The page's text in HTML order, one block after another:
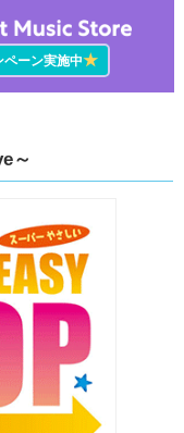
ペーン実施中★
～